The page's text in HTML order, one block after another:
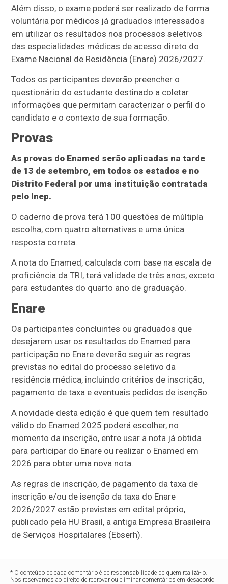
Além disso, o exame poderá ser realizado de forma
voluntária por médicos já graduados interessados
em utilizar os resultados nos processos seletivos
das especialidades médicas de acesso direto do
Exame Nacional de Residência (Enare) 2026/2027.
Todos os participantes deverão preencher o
questionário do estudante destinado a coletar
informações que permitam caracterizar o perfil do
candidato e o contexto de sua formação.
Provas
As provas do Enamed serão aplicadas na tarde
de 13 de setembro, em todos os estados e no
Distrito Federal por uma instituição contratada
pelo Inep.
O caderno de prova terá 100 questões de múltipla
escolha, com quatro alternativas e uma única
resposta correta.
A nota do Enamed, calculada com base na escala de
proficiência da TRI, terá validade de três anos, exceto
para estudantes do quarto ano de graduação.
Enare
Os participantes concluintes ou graduados que
desejarem usar os resultados do Enamed para
participação no Enare deverão seguir as regras
previstas no edital do processo seletivo da
residência médica, incluindo critérios de inscrição,
pagamento de taxa e eventuais pedidos de isenção.
A novidade desta edição é que quem tem resultado
válido do Enamed 2025 poderá escolher, no
momento da inscrição, entre usar a nota já obtida
para participar do Enare ou realizar o Enamed em
2026 para obter uma nova nota.
As regras de inscrição, de pagamento da taxa de
inscrição e/ou de isenção da taxa do Enare
2026/2027 estão previstas em edital próprio,
publicado pela HU Brasil, a antiga Empresa Brasileira
de Serviços Hospitalares (Ebserh).
* O conteúdo de cada comentário é de responsabilidade de quem realizá-lo.
Nos reservamos ao direito de reprovar ou eliminar comentários em desacordo